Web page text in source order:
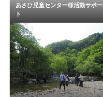
あさひ児童センター様活動サポー
ト